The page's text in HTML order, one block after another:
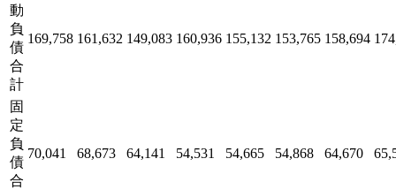
動
負
債
合
計
169,758 161,632 149,083 160,936 155,132 153,765 158,694
固
定
負
債
合
70,041 68,673 64,141 54,531 54,665 54,868 64,670